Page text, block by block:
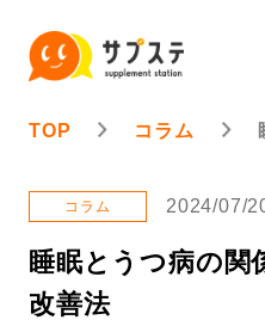
TOP コラム
コラム 2024/07/
睡眠とうつ病の関
改善法